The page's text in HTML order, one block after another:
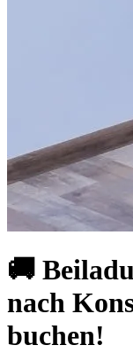
🚚
nach
buchen!